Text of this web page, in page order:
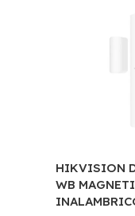
HIKVISION
WB